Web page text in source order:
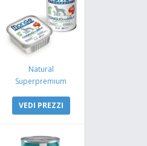
Natural
Superpremium
Coniglio e Mela
VEDI PREZZI